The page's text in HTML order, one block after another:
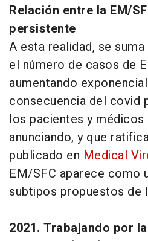
Relación entre la EM/
persistente
A esta realidad, se
el número de casos de
aumentando
consecuencia del covid
los pacientes y
anunciando, y que
publicado en Medical
EM/SFC aparece como
subtipos propuestos de
2021. Trabajando por